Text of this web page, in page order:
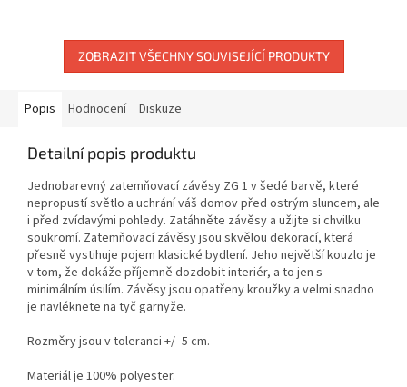
ZOBRAZIT VŠECHNY SOUVISEJÍCÍ PRODUKTY
Popis Hodnocení Diskuze
Detailní popis produktu
Jednobarevný zatemňovací závěsy ZG 1 v šedé barvě, které
nepropustí světlo a uchrání váš domov před ostrým sluncem, ale
i před zvídavými pohledy. Zatáhněte závěsy a užijte si chvilku
soukromí. Zatemňovací závěsy jsou skvělou dekorací, která
přesně vystihuje pojem klasické bydlení. Jeho největší kouzlo je
v tom, že dokáže příjemně dozdobit interiér, a to jen s
minimálním úsilím. Závěsy jsou opatřeny kroužky a velmi snadno
je navléknete na tyč garnyže.
Rozměry jsou v toleranci +/- 5 cm.
Materiál je 100% polyester.